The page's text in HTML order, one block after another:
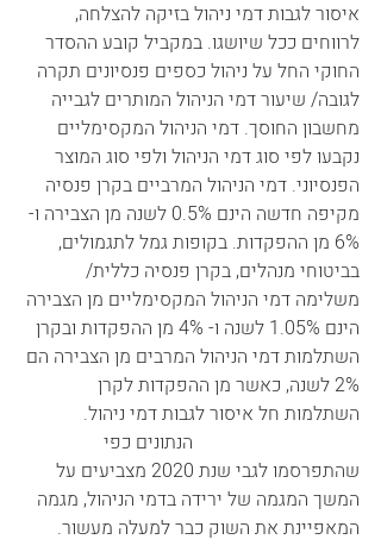
איסור לגבות דמי ניהול בזיקה להצלחה,
לרווחים ככל שיושגו. במקביל קובע ההסדר
החוקי החל על ניהול כספים פנסיונים תקרה
לגובה/ שיעור דמי הניהול המותרים לגבייה
מחשבון החוסך. דמי הניהול המקסימליים
נקבעו לפי סוג דמי הניהול ולפי סוג המוצר
הפנסיוני. דמי הניהול המרביים בקרן פנסיה
מקיפה חדשה הינם 0.5% לשנה מן הצבירה ו-
6% מן ההפקדות. בקופות גמל לתגמולים,
בביטוחי מנהלים, בקרן פנסיה כללית/
משלימה דמי הניהול המקסימליים מן הצבירה
הינם 1.05% לשנה ו- 4% מן ההפקדות ובקרן
השתלמות דמי הניהול המרבים מן הצבירה הם
2% לשנה, כאשר מן ההפקדות לקרן
השתלמות חל איסור לגבות דמי ניהול.
                                   הנתונים כפי
שהתפרסמו לגבי שנת 2020 מצביעים על
המשך המגמה של ירידה בדמי הניהול, מגמה
המאפיינת את השוק כבר למעלה מעשור.